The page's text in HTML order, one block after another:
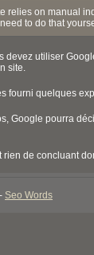
relies on manual
to do that
devez utiliser
site.
fourni quelques
Google pourra
rien de concluant
- Seo Words